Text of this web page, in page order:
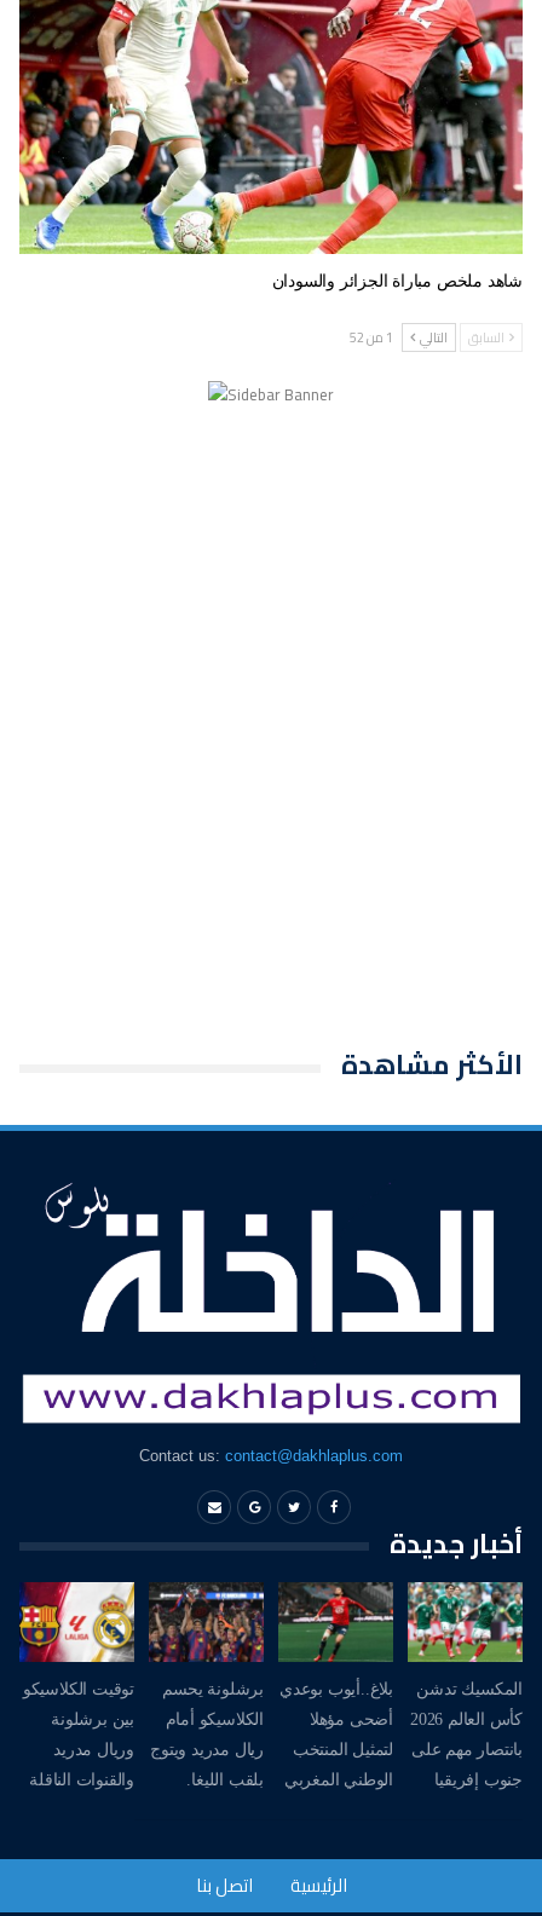
شاهد ملخص مباراة الجزائر والسودان
السابق التالي 1 من 52
الأكثر مشاهدة
Contact us: contact@dakhlaplus.com
أخبار جديدة
المكسيك تدشن
كأس العالم 2026
بانتصار مهم على
جنوب إفريقيا
بلاغ..أيوب بوعدي
أضحى مؤهلا
لتمثيل المنتخب
الوطني المغربي
برشلونة يحسم
الكلاسيكو أمام
ريال مدريد ويتوج
بلقب الليغا.
توقيت الكلاسيكو
بين برشلونة
وريال مدريد
والقنوات الناقلة
الرئيسية اتصل بنا